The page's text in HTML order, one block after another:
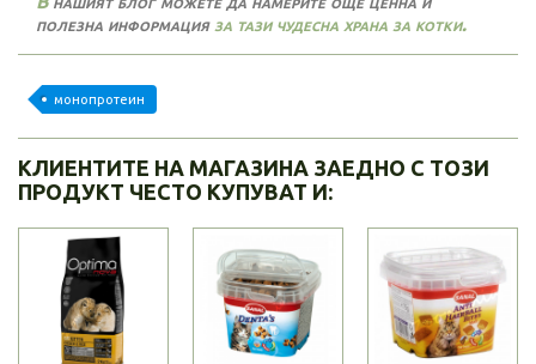
полезна информацияза тази чудесна храна за котки.
монопротеин
КЛИЕНТИТЕ НА МАГАЗИНА ЗАЕДНО С ТОЗИ
ПРОДУКТ ЧЕСТО КУПУВАТ И: